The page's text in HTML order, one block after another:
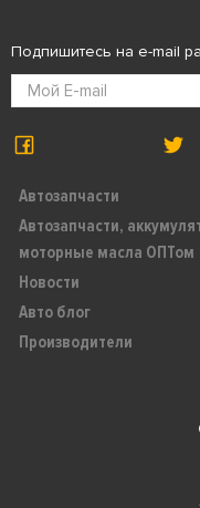
Автозапчасти
Автозапчасти,
моторные масла ОПТом
Новости
Авто блог
Производители
Подпишитесь на e-mail